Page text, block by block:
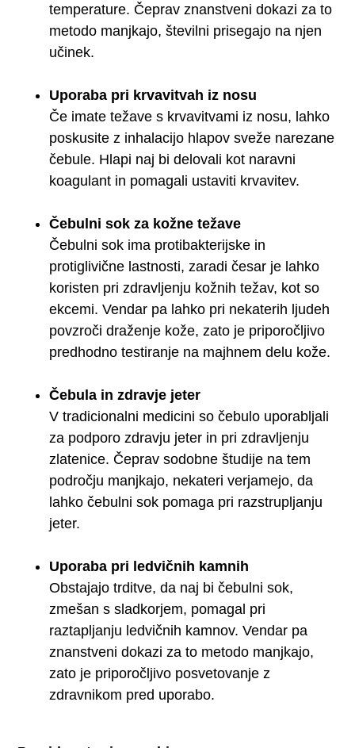
temperature. Čeprav znanstveni dokazi za to
metodo manjkajo, številni prisegajo na njen
učinek.
Uporaba pri krvavitvah iz nosu
Če imate težave s krvavitvami iz nosu, lahko
poskusite z inhalacijo hlapov sveže narezane
čebule. Hlapi naj bi delovali kot naravni
koagulant in pomagali ustaviti krvavitev.
Čebulni sok za kožne težave
Čebulni sok ima protibakterijske in
protiglivične lastnosti, zaradi česar je lahko
koristen pri zdravljenju kožnih težav, kot so
ekcemi. Vendar pa lahko pri nekaterih ljudeh
povzroči draženje kože, zato je priporočljivo
predhodno testiranje na majhnem delu kože.
Čebula in zdravje jeter
V tradicionalni medicini so čebulo uporabljali
za podporo zdravju jeter in pri zdravljenju
zlatenice. Čeprav sodobne študije na tem
področju manjkajo, nekateri verjamejo, da
lahko čebulni sok pomaga pri razstrupljanju
jeter.
Uporaba pri ledvičnih kamnih
Obstajajo trditve, da naj bi čebulni sok,
zmešan s sladkorjem, pomagal pri
raztapljanju ledvičnih kamnov. Vendar pa
znanstveni dokazi za to metodo manjkajo,
zato je priporočljivo posvetovanje z
zdravnikom pred uporabo.